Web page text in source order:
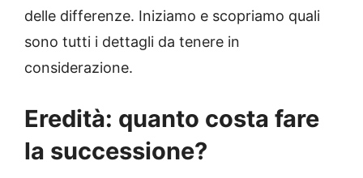
delle differenze. Iniziamo e scopriamo quali
sono tutti i dettagli da tenere in
considerazione.
Eredità: quanto costa fare
la successione?